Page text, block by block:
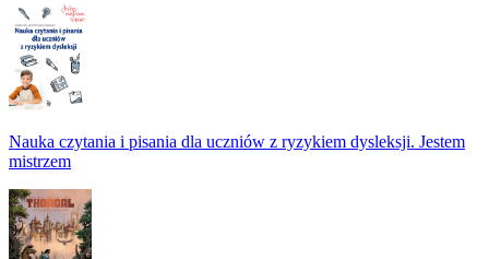
Nauka czytania i pisania dla uczniów z ryzykiem dysleksji. Jestem
mistrzem